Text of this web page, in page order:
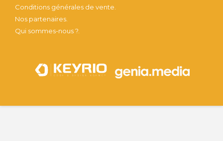
Conditions générales de vente.
Nos partenaires.
Qui sommes-nous ?.